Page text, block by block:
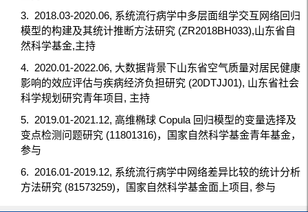
3. 2018.03-2020.06, 系统流行病学中多层面组学交互网络回归
模型的构建及其统计推断方法研究 (ZR2018BH033),山东省自
然科学基金,主持
4. 2020.01-2022.06, 大数据背景下山东省空气质量对居民健康
影响的效应评估与疾病经济负担研究 (20DTJJ01), 山东省社会
科学规划研究青年项目, 主持
5. 2019.01-2021.12, 高维椭球 Copula 回归模型的变量选择及
变点检测问题研究 (11801316)，国家自然科学基金青年基金，
参与
6. 2016.01-2019.12, 系统流行病学中网络差异比较的统计分析
方法研究 (81573259)，国家自然科学基金面上项目, 参与